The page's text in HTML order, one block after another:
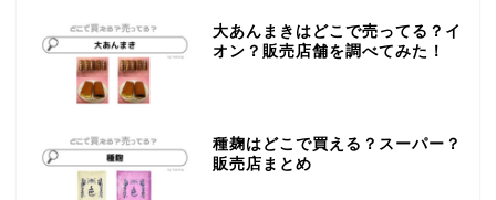
大あんまきはどこで売ってる？イ
オン？販売店舗を調べてみた！
種麹はどこで買える？スーパー？
販売店まとめ